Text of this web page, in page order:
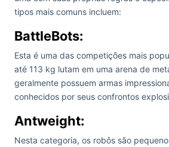
tipos mais comuns incluem:
BattleBots:
Esta é uma das competições mais
até 113 kg lutam em uma arena de
geralmente possuem armas
conhecidos por seus confrontos
Antweight:
Nesta categoria, os robôs são